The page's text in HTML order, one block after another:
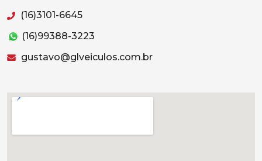
(16)3101-6645
(16)99388-3223
gustavo@glveiculos.com.br